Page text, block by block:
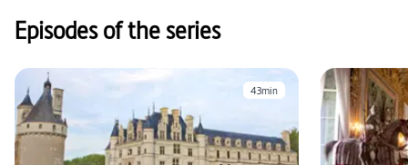
Episodes of the series
43min